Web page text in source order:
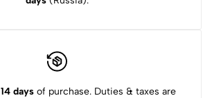
14 days of purchase. Duties & taxes are